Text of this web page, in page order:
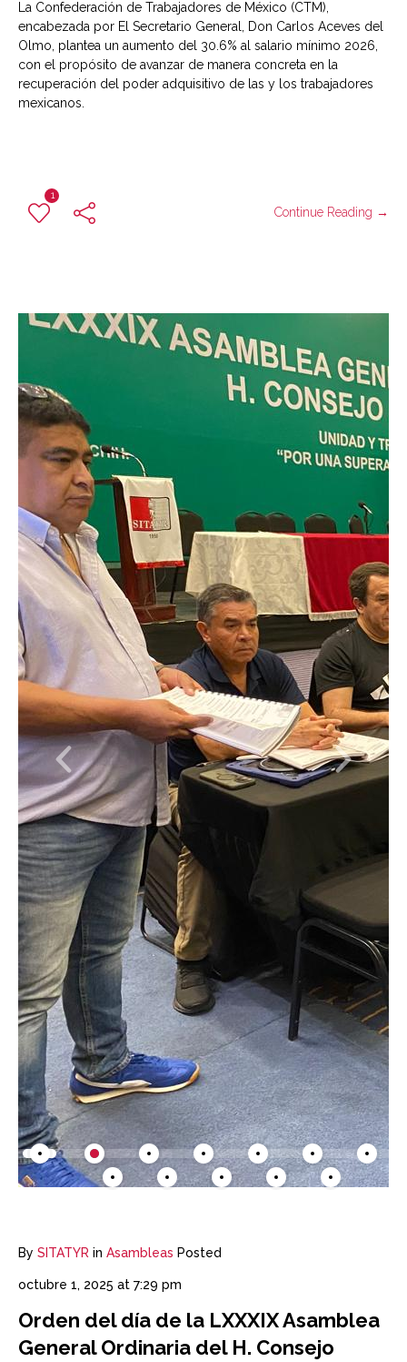
La Confederación de Trabajadores de México (CTM),
encabezada por El Secretario General, Don Carlos Aceves del
Olmo, plantea un aumento del 30.6% al salario mínimo 2026,
con el propósito de avanzar de manera concreta en la
recuperación del poder adquisitivo de las y los trabajadores
mexicanos.
1
Continue Reading →
By SITATYR in Asambleas Posted
octubre 1, 2025 at 7:29 pm
Orden del día de la LXXXIX Asamblea
General Ordinaria del H. Consejo